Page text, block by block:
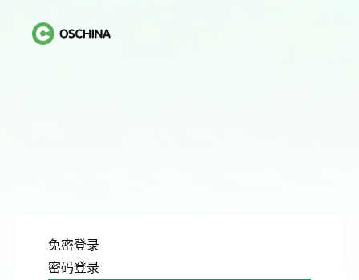
免密登录
密码登录